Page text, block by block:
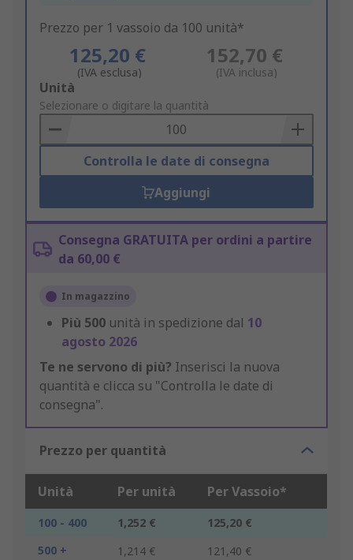
Prezzo per 1 vassoio da 100 unità*
125,20 €
(IVA esclusa)
152,70 €
(IVA inclusa)
Add
to
Basket
Unità
Selezionare o digitare la quantità
Controlla le date di consegna
Aggiungi
Consegna GRATUITA per ordini a partire
da 60,00 €
In magazzino
Più 500 unità in spedizione dal 10
agosto 2026
Te ne servono di più? Inserisci la nuova
quantità e clicca su "Controlla le date di
consegna".
Prezzo per quantità
Unità Per unità Per Vassoio*
100 - 400 1,252 €
125,20 €
500 +
1,214 € 121,40 €